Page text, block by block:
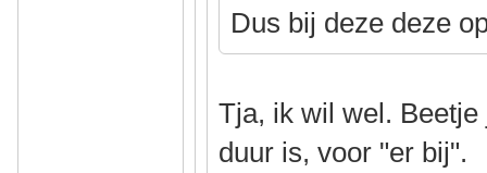
Dus bij deze deze
Tja, ik wil wel.
duur is, voor "er bij".